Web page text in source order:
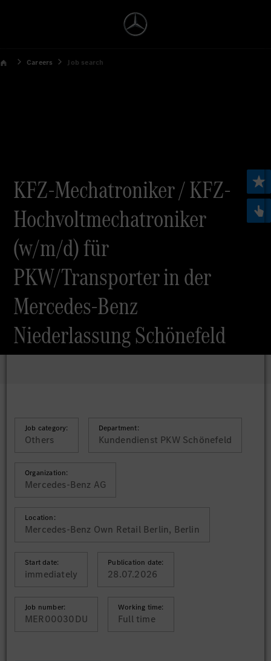
Careers Job search
KFZ-Mechatroniker / KFZ-
Hochvoltmechatroniker
(w/m/d) für
PKW/Transporter in der
Mercedes-Benz
Niederlassung Schönefeld
Job category:
Others
Department:
Kundendienst PKW Schönefeld
Organization:
Mercedes-Benz AG
Location:
Mercedes-Benz Own Retail Berlin, Berlin
Start date:
immediately
Publication date:
28.07.2026
Job number:
MER00030DU
Working time:
Full time